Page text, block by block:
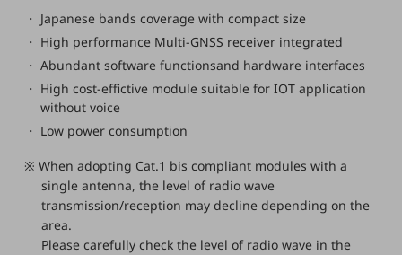
DXに関する課題を解決する
サービス・ソリューションをご紹介
カテゴリーで探す
カテゴリーで探すTOP
ネットワーク・モバイル
クラウド・データセンター
電話・映像コミュニケーション
セキュリティ
Japanese bands coverage with compact size
High performance Multi-GNSS receiver integrated
Abundant software functionsand hardware interfaces
High cost-effictive module suitable for IOT application
without voice
Low power consumption
※ When adopting Cat.1 bis compliant modules with a
single antenna, the level of radio wave
transmission/reception may decline depending on the
area.
Please carefully check the level of radio wave in the